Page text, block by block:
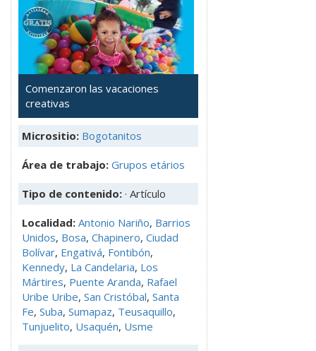
Comenzaron las vacaciones
creativas
Micrositio: Bogotanitos
Área de trabajo: Grupos etários
Tipo de contenido: · Artículo
Localidad: Antonio Nariño, Barrios
Unidos, Bosa, Chapinero, Ciudad
Bolívar, Engativá, Fontibón,
Kennedy, La Candelaria, Los
Mártires, Puente Aranda, Rafael
Uribe Uribe, San Cristóbal, Santa
Fe, Suba, Sumapaz, Teusaquillo,
Tunjuelito, Usaquén, Usme